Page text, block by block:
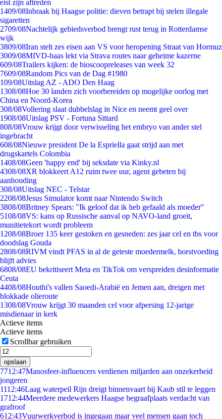
eist zijn aftreden
1409/08Inbraak bij Haagse politie: dieven betrapt bij stelen illegale
sigaretten
2709/08Nachtelijk gebiedsverbod brengt rust terug in Rotterdamse
wijk
3809/08Iran stelt zes eisen aan VS voor heropening Straat van Hormuz
3009/08MIVD-baas lekt via Strava routes naar geheime kazerne
609/08Trailers kijken: de bioscoopreleases van week 32
7609/08Random Pics van de Dag #1980
109/08Uitslag AZ - ADO Den Haag
1308/08Hoe 30 landen zich voorbereiden op mogelijke oorlog met
China en Noord-Korea
308/08Vollering slaat dubbelslag in Nice en neemt geel over
1908/08Uitslag PSV - Fortuna Sittard
808/08Vrouw krijgt door verwisseling het embryo van ander stel
ingebracht
608/08Nieuwe president De la Espriella gaat strijd aan met
drugskartels Colombia
1408/08Geen 'happy end' bij seksdate via Kinky.nl
4308/08XR blokkeert A12 ruim twee uur, agent gebeten bij
aanhouding
308/08Uitslag NEC - Telstar
2208/08Jesus Simulator komt naar Nintendo Switch
3808/08Britney Spears: "Ik geloof dat ik heb gefaald als moeder"
5108/08VS: kans op Russische aanval op NAVO-land groeit,
munitietekort wordt probleem
1208/08Broer 135 keer gestoken en gesneden: zes jaar cel en tbs voor
doodslag Gouda
2808/08RIVM vindt PFAS in al de geteste moedermelk, borstvoeding
blijft advies
6808/08EU bekritiseert Meta en TikTok om verspreiden desinformatie
Ceuta
4408/08Houthi's vallen Saoedi-Arabië en Jemen aan, dreigen met
blokkade olieroute
1308/08Vrouw krijgt 30 maanden cel voor afpersing 12-jarige
misdienaar in kerk
Actieve items
Actieve items
Scrollbar gebruiken
opslaan
7712:47Manosfeer-influencers verdienen miljarden aan onzekerheid
jongeren
1112:46Laag waterpeil Rijn dreigt binnenvaart bij Kaub stil te leggen
1712:44Meerdere medewerkers Haagse begraafplaats verdacht van
grafroof
612:43Vuurwerkverbod is ingegaan maar veel mensen gaan toch